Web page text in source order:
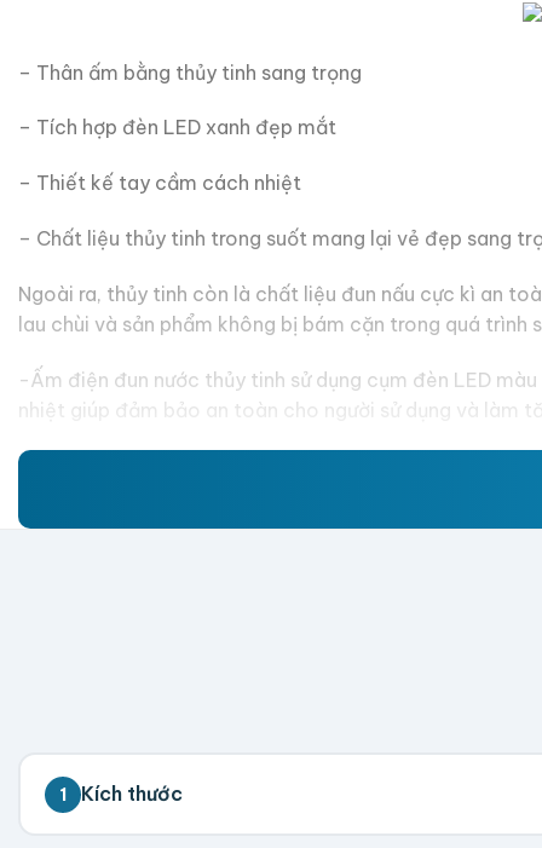
– Thân ấm bằng thủy tinh sang trọng
– Tích hợp đèn LED xanh đẹp mắt
– Thiết kế tay cầm cách nhiệt
– Chất liệu thủy tinh trong suốt mang lại vẻ đẹp sang
Ngoài ra, thủy tinh còn là chất liệu đun nấu cực kì an
lau chùi và sản phẩm không bị bám cặn trong quá trình
-Ấm điện đun nước thủy tinh sử dụng cụm đèn LED
nhiệt giúp đảm bảo an toàn cho người sử dụng và làm
1 Kích thước